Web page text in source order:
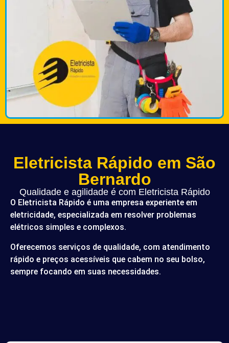
Eletricista Rápido em São
Bernardo
Qualidade e agilidade é com Eletricista Rápido
O Eletricista Rápido é uma empresa experiente em
eletricidade, especializada em resolver problemas
elétricos simples e complexos.
Oferecemos serviços de qualidade, com atendimento
rápido e preços acessíveis que cabem no seu bolso,
sempre focando em suas necessidades.